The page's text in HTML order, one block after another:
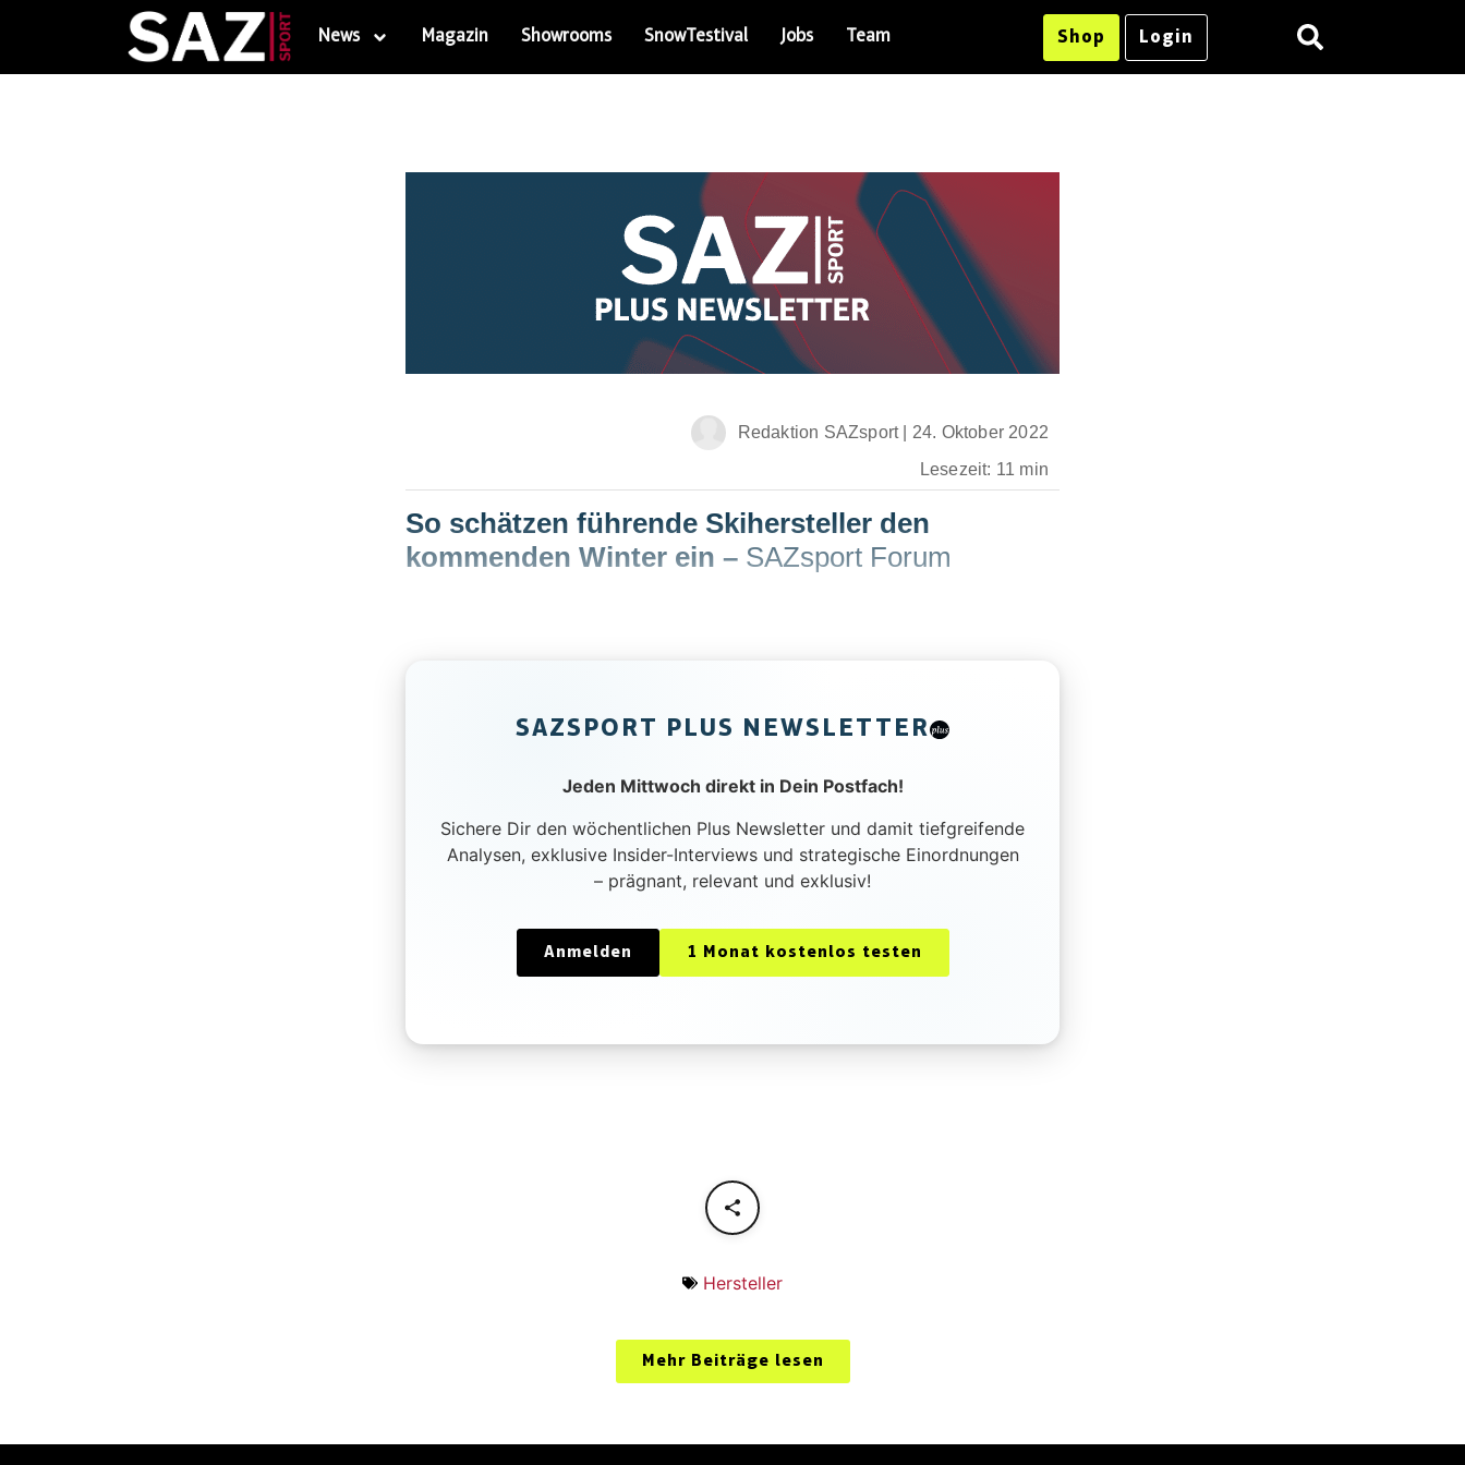
News Magazin Showrooms SnowTestival Jobs Team Shop Login
Redaktion SAZsport
24. Oktober 2022
Lesezeit: 11 min
So schätzen führende Skihersteller den
kommenden Winter ein – SAZsport Forum
SAZSPORT PLUS NEWSLETTER
Jeden Mittwoch direkt in Dein Postfach!
Sichere Dir den wöchentlichen Plus Newsletter und damit tiefgreifende
Analysen, exklusive Insider-Interviews und strategische Einordnungen
– prägnant, relevant und exklusiv!
Anmelden 1 Monat kostenlos testen
Hersteller
Mehr Beiträge lesen